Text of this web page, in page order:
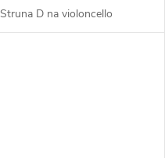
Struna D na violoncello